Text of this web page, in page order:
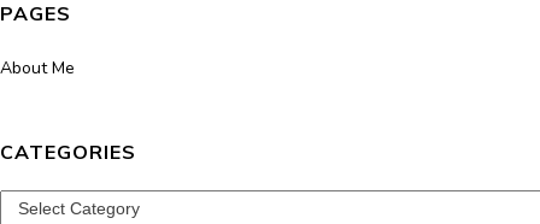
PAGES
About Me
CATEGORIES
Categories